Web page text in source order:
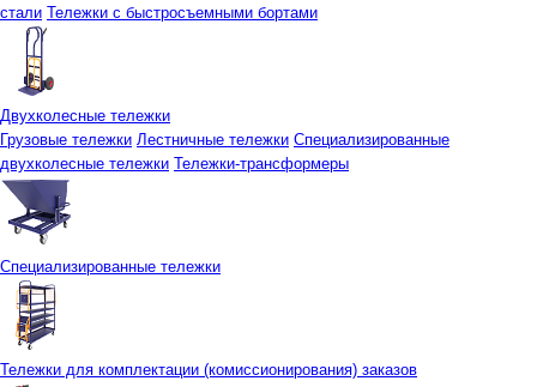
стали Тележки с быстросъемными бортами
Двухколесные тележки
Грузовые тележки Лестничные тележки Специализированные
двухколесные тележки Тележки-трансформеры
Специализированные тележки
Тележки для комплектации (комиссионирования) заказов